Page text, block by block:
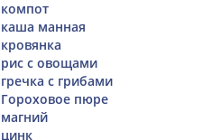
компот
каша манная
кровянка
рис с овощами
гречка с грибами
Гороховое пюре
магний
цинк